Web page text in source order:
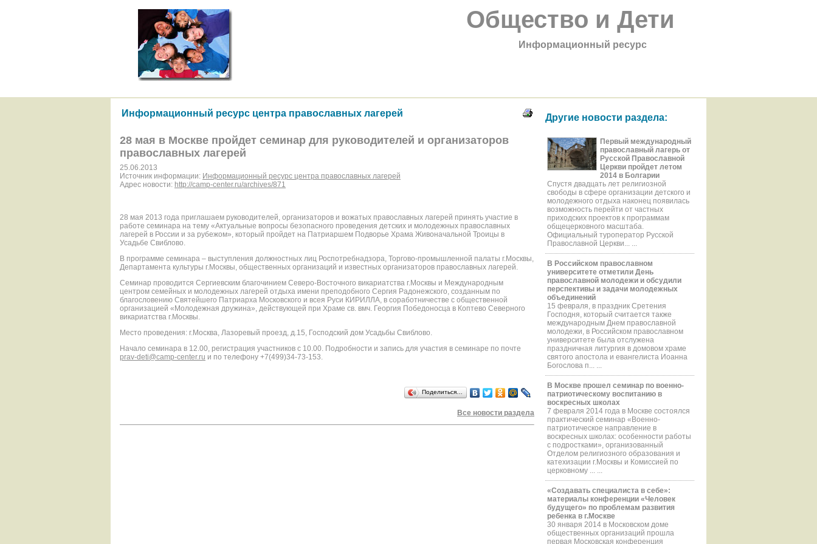
Общество и Дети
Информационный ресурс
Информационный ресурс центра православных лагерей
28 мая в Москве пройдет семинар для руководителей и организаторов
православных лагерей
25.06.2013
Источник информации: Информационный ресурс центра православных лагерей
Адрес новости: http://camp-center.ru/archives/871
28 мая 2013 года приглашаем руководителей, организаторов и вожатых православных лагерей принять участие в
работе семинара на тему «Актуальные вопросы безопасного проведения детских и молодежных православных
лагерей в России и за рубежом», который пройдет на Патриаршем Подворье Храма Живоначальной Троицы в
Усадьбе Свиблово.
В программе семинара – выступления должностных лиц Роспотребнадзора, Торгово-промышленной палаты г.Москвы,
Департамента культуры г.Москвы, общественных организаций и известных организаторов православных лагерей.
Семинар проводится Сергиевским благочинием Северо-Восточного викариатства г.Москвы и Международным
центром семейных и молодежных лагерей отдыха имени преподобного Сергия Радонежского, созданным по
благословению Святейшего Патриарха Московского и всея Руси КИРИЛЛА, в соработничестве с общественной
организацией «Молодежная дружина», действующей при Храме св. вмч. Георгия Победоносца в Коптево Северного
викариатства г.Москвы.
Место проведения: г.Москва, Лазоревый проезд, д.15, Господский дом Усадьбы Свиблово.
Начало семинара в 12.00, регистрация участников с 10.00. Подробности и запись для участия в семинаре по почте
prav-deti@camp-center.ru и по телефону +7(499)34-73-153.
Поделиться…
Все новости раздела
Другие новости раздела:
Первый международный
православный лагерь от
Русской Православной
Церкви пройдет летом
2014 в Болгарии
Спустя двадцать лет религиозной
свободы в сфере организации детского и
молодежного отдыха наконец появилась
возможность перейти от частных
приходских проектов к программам
общецерковного масштаба.
Официальный туроператор Русской
Православной Церкви... ...
В Российском православном
университете отметили День
православной молодежи и обсудили
перспективы и задачи молодежных
объединений
15 февраля, в праздник Сретения
Господня, который считается также
международным Днем православной
молодежи, в Российском православном
университете была отслужена
праздничная литургия в домовом храме
святого апостола и евангелиста Иоанна
Богослова п... ...
В Москве прошел семинар по военно-
патриотическому воспитанию в
воскресных школах
7 февраля 2014 года в Москве состоялся
практический семинар «Военно-
патриотическое направление в
воскресных школах: особенности работы
с подростками», организованный
Отделом религиозного образования и
катехизации г.Москвы и Комиссией по
церковному ... ...
«Создавать специалиста в себе»:
материалы конференции «Человек
будущего» по проблемам развития
ребенка в г.Москве
30 января 2014 в Московском доме
общественных организаций прошла
первая Московская конференция